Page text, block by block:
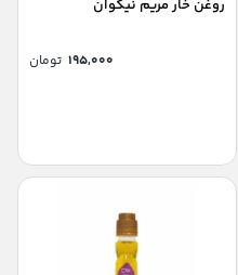
روغن خار مریم نیکوان
۱۹۵,۰۰۰ تومان